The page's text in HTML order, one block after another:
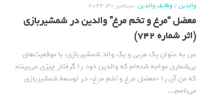
والدین/وظایف والدین سپتامبر 30, 2024
معضل “مرغ و تخم مرغ” والدین در شمشیربازی
(اثر شماره 742)
من به عنوان یک مربی و یک والد شمشیربازی، با موقعیت‌های
بی‌شماری مواجه شده‌ام که والدین خود را گرفتار چیزی می‌بینند
که من آن را «معضل مرغ و تخم مرغ» در توسعة شمشیربازی
می‌نامم....